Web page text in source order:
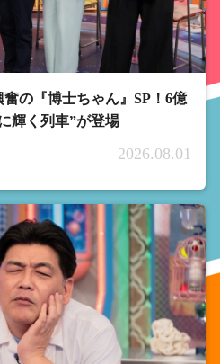
の『博士ちゃん』SP！6億
輝く列車”が登場
2026.08.01